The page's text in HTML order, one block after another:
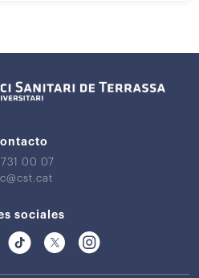
00 07
sociales